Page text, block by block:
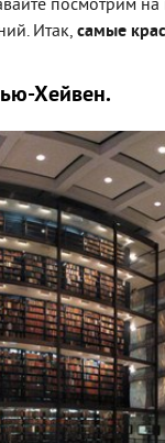
посмотрим
Итак, самые
Хейвен.